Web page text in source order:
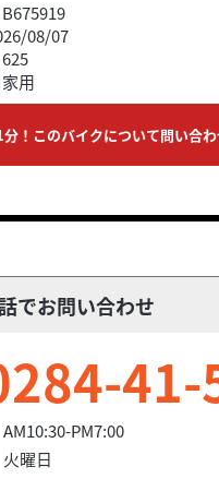
08/07
用
！このバイクについて問い合
でお問い合わせ
41-
AM10:30-PM7:00
火曜日